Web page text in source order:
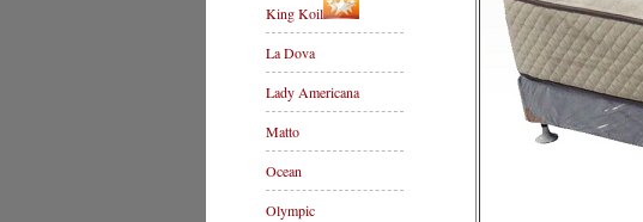
King Koil
La Dova
Lady Americana
Matto
Ocean
Olympic